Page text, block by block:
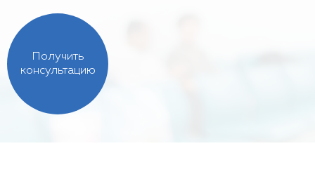
Получить
консультацию